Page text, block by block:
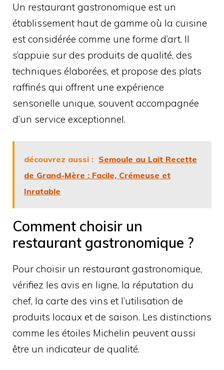
Un restaurant gastronomique est un
établissement haut de gamme où la cuisine
est considérée comme une forme d’art. Il
s’appuie sur des produits de qualité, des
techniques élaborées, et propose des plats
raffinés qui offrent une expérience
sensorielle unique, souvent accompagnée
d’un service exceptionnel.
découvrez aussi : Semoule au Lait Recette
de Grand-Mère : Facile, Crémeuse et
Inratable
Comment choisir un
restaurant gastronomique ?
Pour choisir un restaurant gastronomique,
vérifiez les avis en ligne, la réputation du
chef, la carte des vins et l’utilisation de
produits locaux et de saison. Les distinctions
comme les étoiles Michelin peuvent aussi
être un indicateur de qualité.